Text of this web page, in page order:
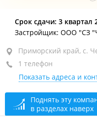
Приморский край, с.
46
Срок сдачи: 3 квартал
Застройщик: ООО "СЗ
Приморский край, с.
1 телефон
Показать адреса и
Поднять эту
в разделах наверх